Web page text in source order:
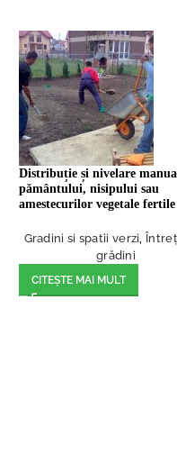
Distribuție și nivelare
pământului, nisipului sau
amestecurilor vegetale fertile
Gradini si spatii verzi,
grădini
CITEȘTE MAI MULT